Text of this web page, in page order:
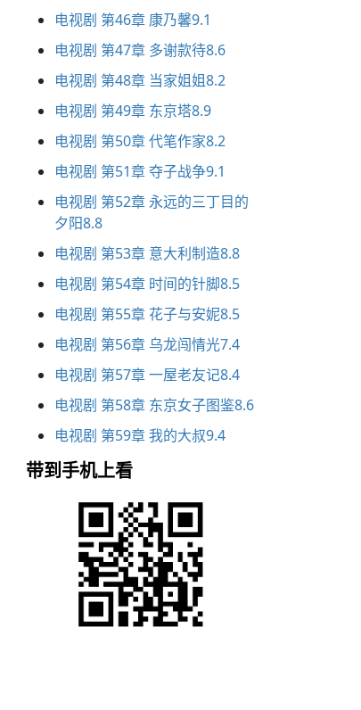
电视剧 第46章 康乃馨9.1
电视剧 第47章 多谢款待8.6
电视剧 第48章 当家姐姐8.2
电视剧 第49章 东京塔8.9
电视剧 第50章 代笔作家8.2
电视剧 第51章 夺子战争9.1
电视剧 第52章 永远的三丁目的
夕阳8.8
电视剧 第53章 意大利制造8.8
电视剧 第54章 时间的针脚8.5
电视剧 第55章 花子与安妮8.5
电视剧 第56章 乌龙闯情光7.4
电视剧 第57章 一屋老友记8.4
电视剧 第58章 东京女子图鉴8.6
电视剧 第59章 我的大叔9.4
带到手机上看